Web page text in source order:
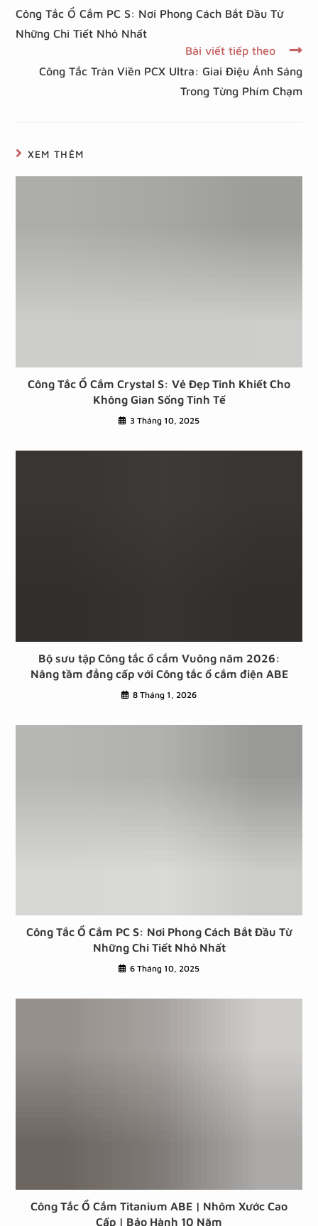
Công Tắc Ổ Cắm PC S: Nơi Phong Cách Bắt Đầu Từ
Những Chi Tiết Nhỏ Nhất
Bài viết tiếp theo
Công Tắc Tràn Viền PCX Ultra: Giai Điệu Ánh Sáng
Trong Từng Phím Chạm
XEM THÊM
Công Tắc Ổ Cắm Crystal S: Vẻ Đẹp Tinh Khiết Cho
Không Gian Sống Tinh Tế
3 Tháng 10, 2025
Bộ sưu tập Công tắc ổ cắm Vuông năm 2026:
Nâng tầm đẳng cấp với Công tắc ổ cắm điện ABE
8 Tháng 1, 2026
Công Tắc Ổ Cắm PC S: Nơi Phong Cách Bắt Đầu Từ
Những Chi Tiết Nhỏ Nhất
6 Tháng 10, 2025
Công Tắc Ổ Cắm Titanium ABE | Nhôm Xước Cao
Cấp | Bảo Hành 10 Năm